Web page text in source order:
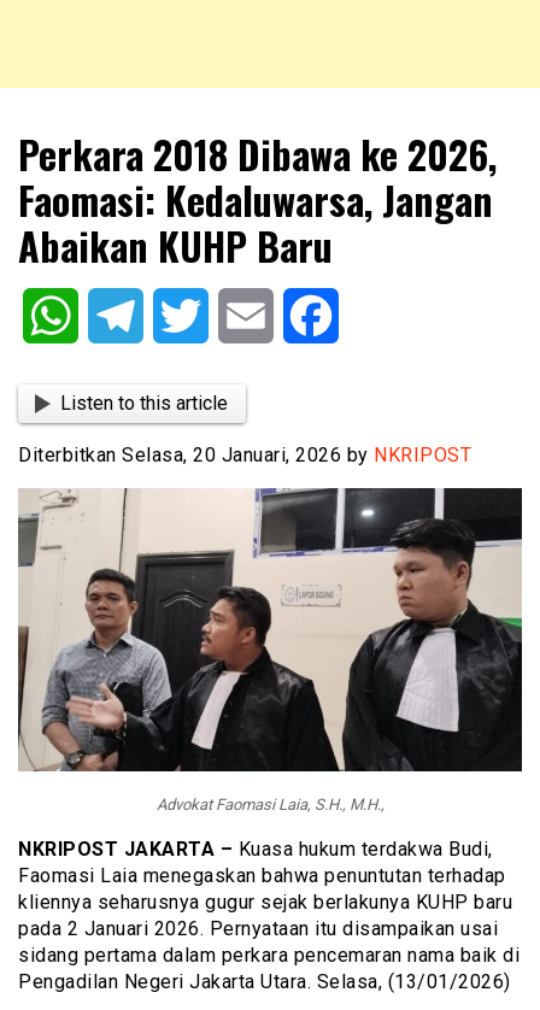
NKRIPOST
Perkara 2018 Dibawa ke 2026,
Faomasi: Kedaluwarsa, Jangan
Abaikan KUHP Baru
WhatsAppTelegram Twitter Email
Listen to this article
Diterbitkan Selasa, 20 Januari, 2026 by NKRIPOST
Advokat Faomasi Laia, S.H., M.H.,
NKRIPOST JAKARTA – Kuasa hukum terdakwa Budi,
Faomasi Laia menegaskan bahwa penuntutan terhadap
kliennya seharusnya gugur sejak berlakunya KUHP baru
pada 2 Januari 2026. Pernyataan itu disampaikan usai
sidang pertama dalam perkara pencemaran nama baik di
Pengadilan Negeri Jakarta Utara. Selasa, (13/01/2026)